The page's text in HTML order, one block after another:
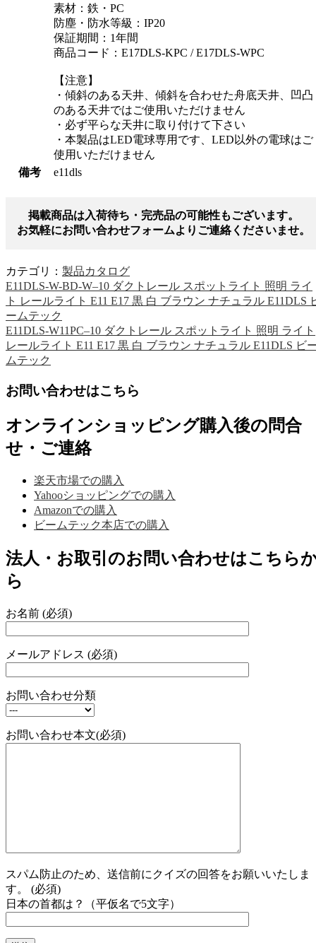
素材：鉄・PC
防塵・防水等級：IP20
保証期間：1年間
商品コード：E17DLS-KPC / E17DLS-WPC
【注意】
・傾斜のある天井、傾斜を合わせた舟底天井、凹凸
のある天井ではご使用いただけません
・必ず平らな天井に取り付けて下さい
・本製品はLED電球専用です、LED以外の電球はご
使用いただけません
備考
e11dls
掲載商品は入荷待ち・完売品の可能性もございます。
お気軽にお問い合わせフォームよりご連絡くださいませ。
カテゴリ： 製品カタログ
E11DLS-W-BD-W–10 ダクトレール スポットライト 照明 ライ
ト レールライト E11 E17 黒 白 ブラウン ナチュラル E11DLS
ームテック
E11DLS-W11PC–10 ダクトレール スポットライト 照明 ライト
レールライト E11 E17 黒 白 ブラウン ナチュラル E11DLS ビ
ムテック
お問い合わせはこちら
オンラインショッピング購入後の問合
せ・ご連絡
楽天市場での購入
Yahooショッピングでの購入
Amazonでの購入
ビームテック本店での購入
法人・お取引のお問い合わせはこちら
ら
お名前 (必須)
メールアドレス (必須)
お問い合わせ分類
お問い合わせ本文(必須)
スパム防止のため、送信前にクイズの回答をお願いいたしま
す。 (必須)
日本の首都は？（平仮名で5文字）